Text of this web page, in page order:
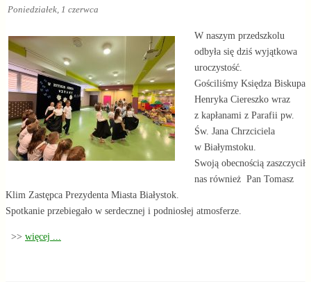
Poniedziałek, 1 czerwca
W naszym przedszkolu
odbyła się dziś wyjątkowa
uroczystość.
Gościliśmy Księdza Biskupa
Henryka Ciereszko wraz
z kapłanami z Parafii pw.
Św. Jana Chrzciciela
w Białymstoku.
Swoją obecnością zaszczycił
nas również Pan Tomasz
Klim Zastępca Prezydenta Miasta Białystok.
Spotkanie przebiegało w serdecznej i podniosłej atmosferze.
>> więcej ...